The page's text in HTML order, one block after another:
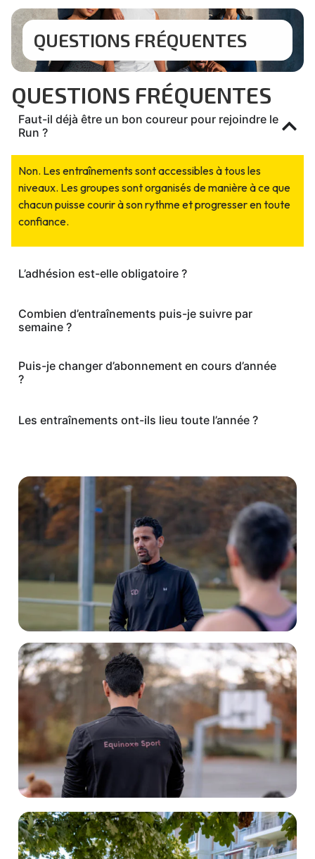
QUESTIONS FRÉQUENTES
QUESTIONS FRÉQUENTES
Faut-il déjà être un bon coureur pour rejoindre le
Run ?
Non. Les entraînements sont accessibles à tous les
niveaux. Les groupes sont organisés de manière à ce que
chacun puisse courir à son rythme et progresser en toute
confiance.
L’adhésion est-elle obligatoire ?
Combien d’entraînements puis-je suivre par
semaine ?
Puis-je changer d’abonnement en cours d’année
?
Les entraînements ont-ils lieu toute l’année ?